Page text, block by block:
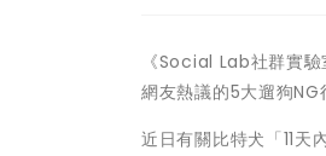
《Social Lab社群實
網友熱議的5大遛狗NG
近日有關比特犬「11天